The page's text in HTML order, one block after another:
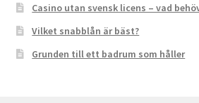
Casino utan svensk licens – vad
Vilket snabblån är bäst?
Grunden till ett badrum som håller